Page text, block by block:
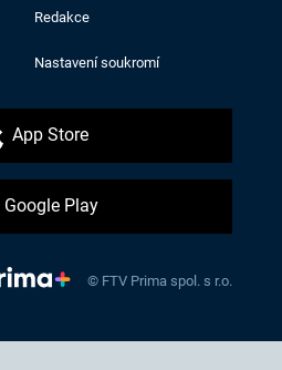
Redakce
Nastavení soukromí
App Store
Google Play
© FTV Prima spol. s r.o.